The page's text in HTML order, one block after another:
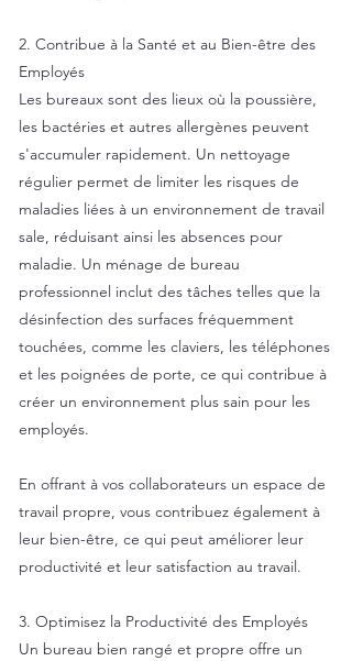
2. Contribue à la Santé et au Bien-être des
Employés
Les bureaux sont des lieux où la poussière,
les bactéries et autres allergènes peuvent
s'accumuler rapidement. Un nettoyage
régulier permet de limiter les risques de
maladies liées à un environnement de travail
sale, réduisant ainsi les absences pour
maladie. Un ménage de bureau
professionnel inclut des tâches telles que la
désinfection des surfaces fréquemment
touchées, comme les claviers, les téléphones
et les poignées de porte, ce qui contribue à
créer un environnement plus sain pour les
employés.
En offrant à vos collaborateurs un espace de
travail propre, vous contribuez également à
leur bien-être, ce qui peut améliorer leur
productivité et leur satisfaction au travail.
3. Optimisez la Productivité des Employés
Un bureau bien rangé et propre offre un